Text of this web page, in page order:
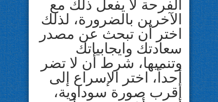
الفرحة لا يفعل ذلك مع
الآخرين بالضرورة، لذلك
اختر أن تبحث عن مصدر
سعادتك وايجابياتك
وتنميها، شرط أن لا تضر
أحداً، اختر الإسراع إلى
أقرب صورة سوداوية،